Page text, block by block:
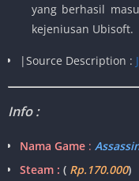
yang berhasil
kejeniusan Ubisoft.
|Source Description :
Info :
Nama Game :
Steam : ( Rp.170.000)